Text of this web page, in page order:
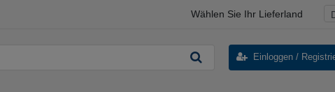
Wählen Sie Ihr Lieferland
Einloggen /